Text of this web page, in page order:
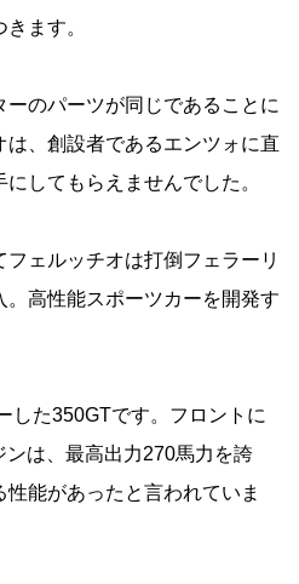
ます。
のパーツが同じであることに
、創設者であるエンツォに直
してもらえませんでした。
ェルッチオは打倒フェラーリ
。高性能スポーツカーを開発す
した350GTです。フロントに
は、最高出力270馬力を誇
能があったと言われていま